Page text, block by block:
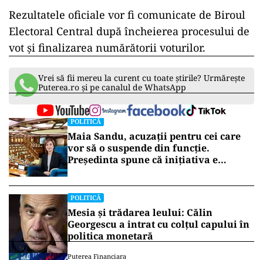
Rezultatele oficiale vor fi comunicate de Biroul
Electoral Central după încheierea procesului de
vot și finalizarea numărătorii voturilor.
Vrei să fii mereu la curent cu toate știrile? Urmărește
Puterea.ro și pe canalul de WhatsApp
POLITICĂ
Maia Sandu, acuzații pentru cei care
vor să o suspende din funcție.
Președinta spune că inițiativa e
POLITICĂ
Mesia și trădarea leului: Călin
Georgescu a intrat cu colțul capului în
politica monetară
Puterea Financiara